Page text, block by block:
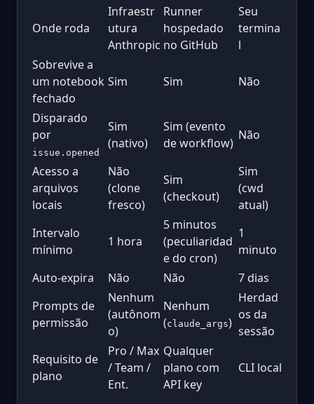
Onde roda
Infraestr
utura
Anthropic
Runner
hospedado
no GitHub
Seu
termina
l
Sobrevive a
um notebook
fechado
Sim Sim Não
Disparado
por
issue.opened
Sim
(nativo)
Sim (evento
de workflow)
Não
Acesso a
arquivos
locais
Não
(clone
fresco)
Sim
(checkout)
Sim
(cwd
atual)
Intervalo
mínimo
1 hora
5 minutos
(peculiaridad
e do cron)
1
minuto
Auto-expira
Não Não
7 dias
Prompts de
permissão
Nenhum
(autônom
o)
Nenhum
(claude_args)
Herdad
os da
sessão
Requisito de
plano
Pro / Max
/ Team /
Ent.
Qualquer
plano com
API key
CLI local